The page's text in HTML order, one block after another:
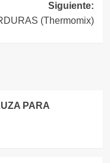
Siguiente:
(Thermomix)
PARA